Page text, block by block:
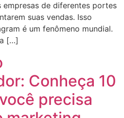
de diferentes portes
suas vendas. Isso
é um fenômeno mundial.
[…]
Conheça 10
precisa